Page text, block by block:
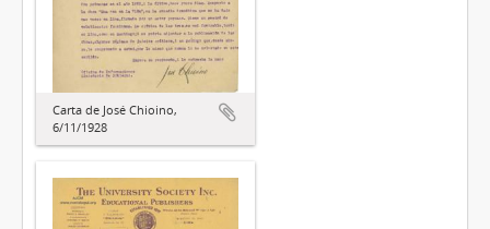
Carta de José Chioino,
6/11/1928